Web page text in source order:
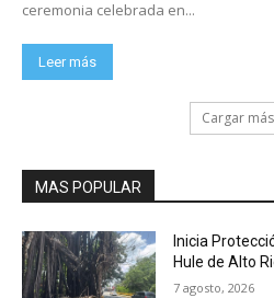
ceremonia celebrada en...
Leer más
Cargar más
MAS POPULAR
Inicia
Hule de Alto
7 agosto, 2026